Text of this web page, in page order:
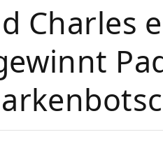
Charles